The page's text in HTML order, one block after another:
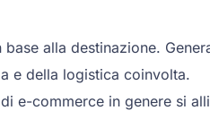
alla destinazione.
e della logistica coinvolta.
e-commerce in genere si